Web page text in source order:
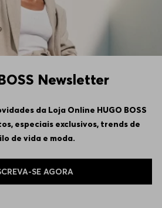
Newsletter
da Loja Online HUGO BOSS
especiais exclusivos, trends de
de vida e moda.
SE AGORA